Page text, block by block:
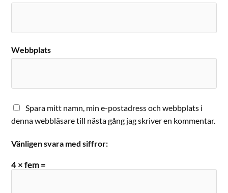
Webbplats
Spara mitt namn, min e-postadress och webbplats i
denna webbläsare till nästa gång jag skriver en kommentar.
Vänligen svara med siffror:
4 × fem =